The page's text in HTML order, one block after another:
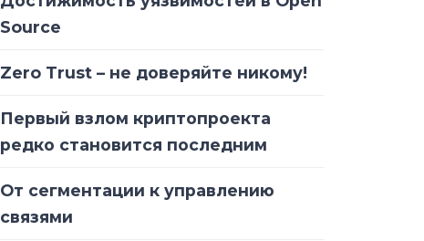
Source
Zero Trust – не доверяйте никому!
Первый взлом криптопроекта
редко становится последним
От сегментации к управлению
связями